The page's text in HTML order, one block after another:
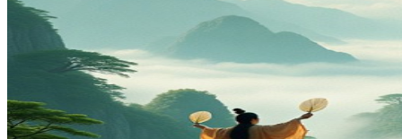
奇门遁甲
灵异故事
文学
哲学